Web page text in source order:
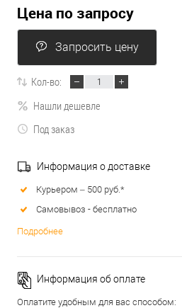
Цена по запросу
Запросить цену
Кол-во:
Нашли дешевле
Под заказ
Информация о доставке
Курьером – 500 руб.*
Самовывоз - бесплатно
Подробнее
Информация об оплате
Оплатите удобным для вас способом: